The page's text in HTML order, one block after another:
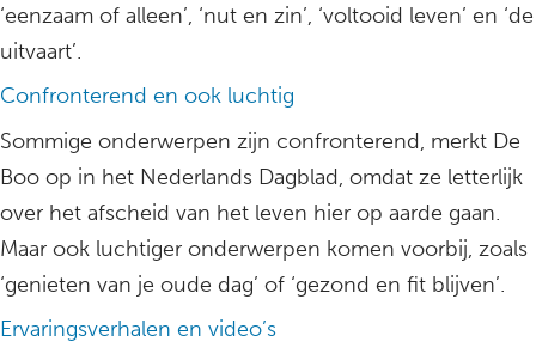
‘eenzaam of alleen’, ‘nut en zin’, ‘voltooid leven’ en ‘de
uitvaart’.
Confronterend en ook luchtig
Sommige onderwerpen zijn confronterend, merkt De
Boo op in het Nederlands Dagblad, omdat ze letterlijk
over het afscheid van het leven hier op aarde gaan.
Maar ook luchtiger onderwerpen komen voorbij, zoals
‘genieten van je oude dag’ of ‘gezond en fit blijven’.
Ervaringsverhalen en video’s